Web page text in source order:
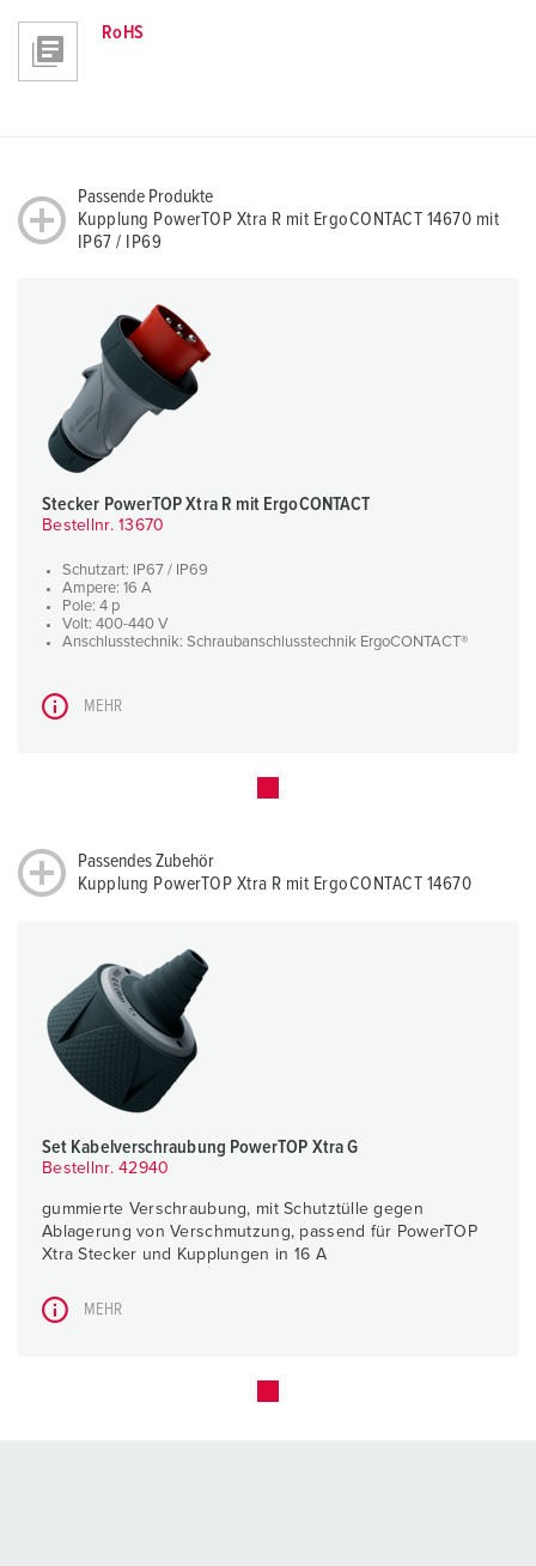
RoHS
Passende Produkte
Kupplung PowerTOP Xtra R mit ErgoCONTACT 14670 mit
IP67 / IP69
Stecker PowerTOP Xtra R mit ErgoCONTACT
Bestellnr. 13670
Schutzart: IP67 / IP69
Ampere: 16 A
Pole: 4 p
Volt: 400-440 V
Anschlusstechnik: Schraubanschlusstechnik ErgoCONTACT®
MEHR
Passendes Zubehör
Kupplung PowerTOP Xtra R mit ErgoCONTACT 14670
Set Kabelverschraubung PowerTOP Xtra G
Bestellnr. 42940
gummierte Verschraubung, mit Schutztülle gegen
Ablagerung von Verschmutzung, passend für PowerTOP
Xtra Stecker und Kupplungen in 16 A
MEHR